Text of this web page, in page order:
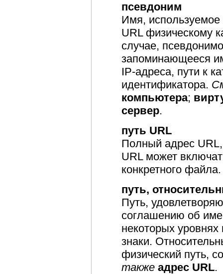
псевдоним
Имя, используемое
URL физическому
случае,
запоминающееся
IP-адреса, пути к
идентификатора.
компьютера;
сервер.
путь URL
Полный адрес
URL может
конкретного
путь,
Путь,
соглашению об
некоторых
знаки.
физический путь,
также адрес URL.